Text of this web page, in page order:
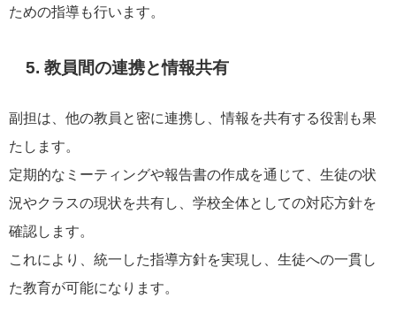
ための指導も行います。
5. 教員間の連携と情報共有
副担は、他の教員と密に連携し、情報を共有する役割も果
たします。
定期的なミーティングや報告書の作成を通じて、生徒の状
況やクラスの現状を共有し、学校全体としての対応方針を
確認します。
これにより、統一した指導方針を実現し、生徒への一貫し
た教育が可能になります。